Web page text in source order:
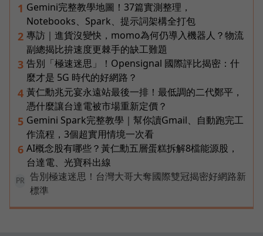
1 Gemini完整教學地圖！37篇實測整理，
Notebooks、Spark、提示詞架構全打包
2 專訪｜進貨沒變快，momo為何仍導入機器人？物流
副總揭比拚速度更棘手的缺工難題
3 告別「極速迷思」！Opensignal 國際評比揭密：什
麼才是 5G 時代的好網路？
4 黃仁勳兆元宴永遠站最後一排！最低調的二代鄭平，
憑什麼讓台達電被市場重新定價？
5 Gemini Spark完整教學｜幫你讀Gmail、自動跑完工
作流程，3個超實用情境一次看
6 AI概念股有哪些？黃仁勳五層蛋糕拆解8檔能源股，
台達電、光寶科出線
PR
告別極速迷思！台灣大哥大奪國際雙冠揭密好網路新
標準